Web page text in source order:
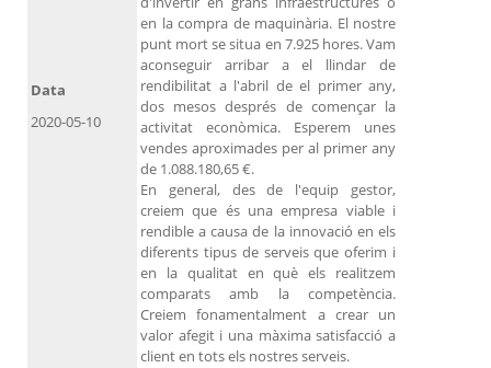
en la compra de maquinària. El nostre
punt mort se situa en 7.925 hores. Vam
aconseguir arribar a el llindar de
rendibilitat a l'abril de el primer any,
dos mesos després de començar la
activitat econòmica. Esperem unes
vendes aproximades per al primer any
de 1.088.180,65 €.
En general, des de l'equip gestor,
creiem que és una empresa viable i
rendible a causa de la innovació en els
diferents tipus de serveis que oferim i
en la qualitat en què els realitzem
comparats amb la competència.
Creiem fonamentalment a crear un
valor afegit i una màxima satisfacció a
client en tots els nostres serveis.
Data
2020-05-10